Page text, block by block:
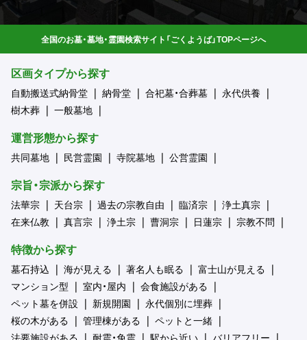
全国のお墓・墓地・霊園検索サイト「ごくようば」TOPページへ
区画タイプから探す
自動搬送式納骨堂 納骨堂 合祀墓・合葬墓
永代供養
樹木葬
一般墓地
運営形態から探す
共同墓地 民営霊園 寺院墓地 公営霊園
宗旨・宗派から探す
法華宗 天台宗 過去の宗教自由 臨済宗
浄土真宗
在来仏教
真言宗 浄土宗 曹洞宗 日蓮宗 宗教不問
特徴から探す
墓石持込 海が見える 著名人も眠る
富士山が見える
マンション型
室内・屋内
会食施設がある
ペット墓を併設
新規開園
永代個別に埋葬
桜の木がある
管理棟がある
ペットと一緒
法要施設がある
耐震・免震 駅から近い バリアフリー